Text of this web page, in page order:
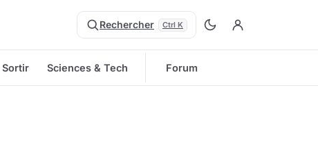
Rechercher Ctrl K
Sortir Sciences & Tech Forum